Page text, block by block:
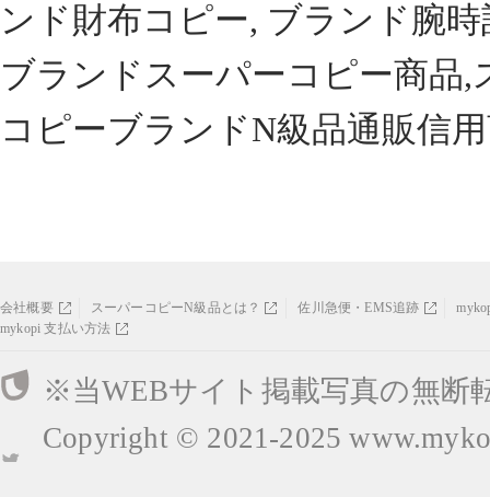
ンド財布コピー, ブランド腕
ブランドスーパーコピー商品
コピーブランドN級品通販信
会社概要 スーパーコピーN級品とは？ 佐川急便・EMS追跡
mykopi 支払い方法
※当WEBサイト掲載写真の無断
Copyright © 2021-2025